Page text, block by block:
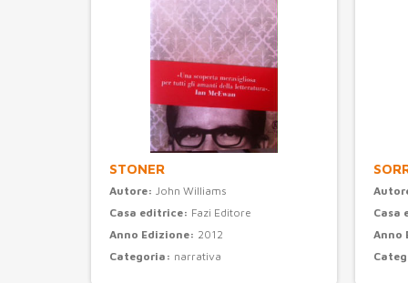
STONER
Autore: John Williams
Casa editrice: Fazi Editore
Anno Edizione: 2012
Categoria: narrativa
Casa
Anno